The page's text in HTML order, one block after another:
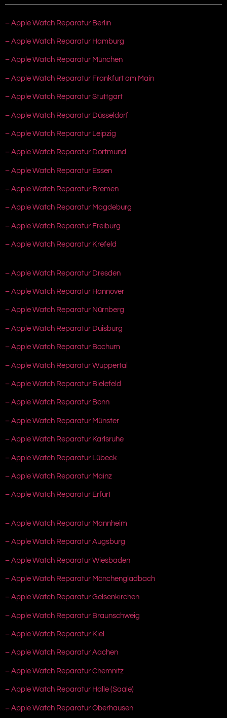
– Apple Watch Reparatur Berlin
– Apple Watch Reparatur Hamburg
– Apple Watch Reparatur München
– Apple Watch Reparatur Frankfurt am Main
– Apple Watch Reparatur Stuttgart
– Apple Watch Reparatur Düsseldorf
– Apple Watch Reparatur Leipzig
– Apple Watch Reparatur Dortmund
– Apple Watch Reparatur Essen
– Apple Watch Reparatur Bremen
– Apple Watch Reparatur Magdeburg
– Apple Watch Reparatur Freiburg
– Apple Watch Reparatur Krefeld
– Apple Watch Reparatur Dresden
– Apple Watch Reparatur Hannover
– Apple Watch Reparatur Nürnberg
– Apple Watch Reparatur Duisburg
– Apple Watch Reparatur Bochum
– Apple Watch Reparatur Wuppertal
– Apple Watch Reparatur Bielefeld
– Apple Watch Reparatur Bonn
– Apple Watch Reparatur Münster
– Apple Watch Reparatur Karlsruhe
– Apple Watch Reparatur Lübeck
– Apple Watch Reparatur Mainz
– Apple Watch Reparatur Erfurt
– Apple Watch Reparatur Mannheim
– Apple Watch Reparatur Augsburg
– Apple Watch Reparatur Wiesbaden
– Apple Watch Reparatur Mönchengladbach
– Apple Watch Reparatur Gelsenkirchen
– Apple Watch Reparatur Braunschweig
– Apple Watch Reparatur Kiel
– Apple Watch Reparatur Aachen
– Apple Watch Reparatur Chemnitz
– Apple Watch Reparatur Halle (Saale)
– Apple Watch Reparatur Oberhausen